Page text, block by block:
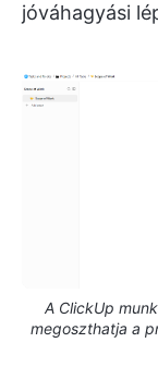
jóváhagyási
A ClickUp
megoszthatja a